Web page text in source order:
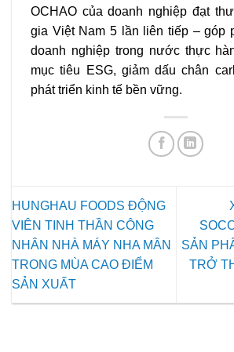
OCHAO của doanh nghiệp đạt
gia Việt Nam 5 lần liên tiếp – góp
doanh nghiệp trong nước thực
mục tiêu ESG, giảm dấu chân
phát triển kinh tế bền vững.
HUNGHAU FOODS ĐỘNG
VIÊN TINH THẦN CÔNG
NHÂN NHÀ MÁY NHA MÂN
TRONG MÙA CAO ĐIỂM
SẢN XUẤT
SẢN
TRỞ